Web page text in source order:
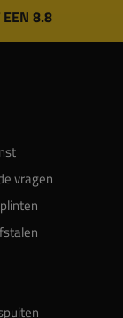
EEN 8.8
vragen